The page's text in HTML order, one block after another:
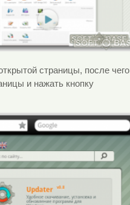
страницы, после чего
и нажать кнопку